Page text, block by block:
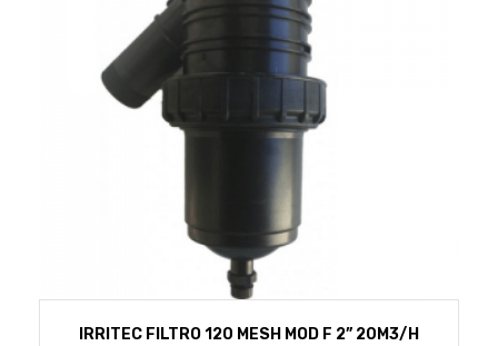
IRRITEC FILTRO 120 MESH MOD F 2” 20M3/H